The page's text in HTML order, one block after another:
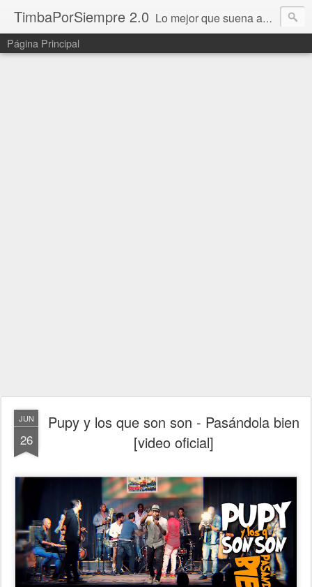
TimbaPorSiempre 2.0 Lo mejor que suena ahora!!!
Página Principal
JUN
26
Pupy y los que son son - Pasándola bien
[video oficial]